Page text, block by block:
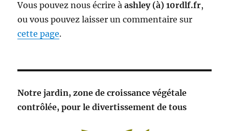
Vous pouvez nous écrire àashley (à) 10rdlf.fr,
ou vous pouvez laisser un commentaire sur
cette page.
Notre jardin, zone de croissance végétale
contrôlée, pour le divertissement de tous